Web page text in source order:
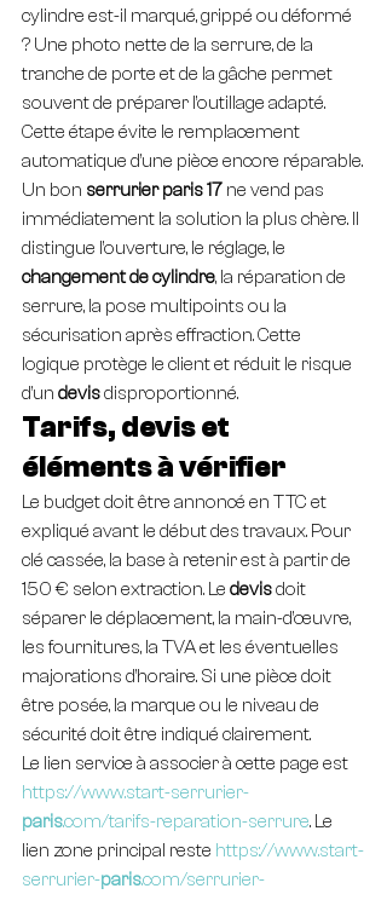
cylindre est-il marqué, grippé ou déformé
? Une photo nette de la serrure, de la
tranche de porte et de la gâche permet
souvent de préparer l’outillage adapté.
Cette étape évite le remplacement
automatique d’une pièce encore réparable.
Un bon serrurier paris 17 ne vend pas
immédiatement la solution la plus chère. Il
distingue l’ouverture, le réglage, le
changement de cylindre, la réparation de
serrure, la pose multipoints ou la
sécurisation après effraction. Cette
logique protège le client et réduit le risque
d’un devis disproportionné.
Tarifs, devis et
éléments à vérifier
Le budget doit être annoncé en TTC et
expliqué avant le début des travaux. Pour
clé cassée, la base à retenir est à partir de
150 € selon extraction. Le devis doit
séparer le déplacement, la main-d’œuvre,
les fournitures, la TVA et les éventuelles
majorations d’horaire. Si une pièce doit
être posée, la marque ou le niveau de
sécurité doit être indiqué clairement.
Le lien service à associer à cette page est
https://www.start-serrurier-
paris.com/tarifs-reparation-serrure. Le
lien zone principal reste https://www.start-
serrurier-paris.com/serrurier-